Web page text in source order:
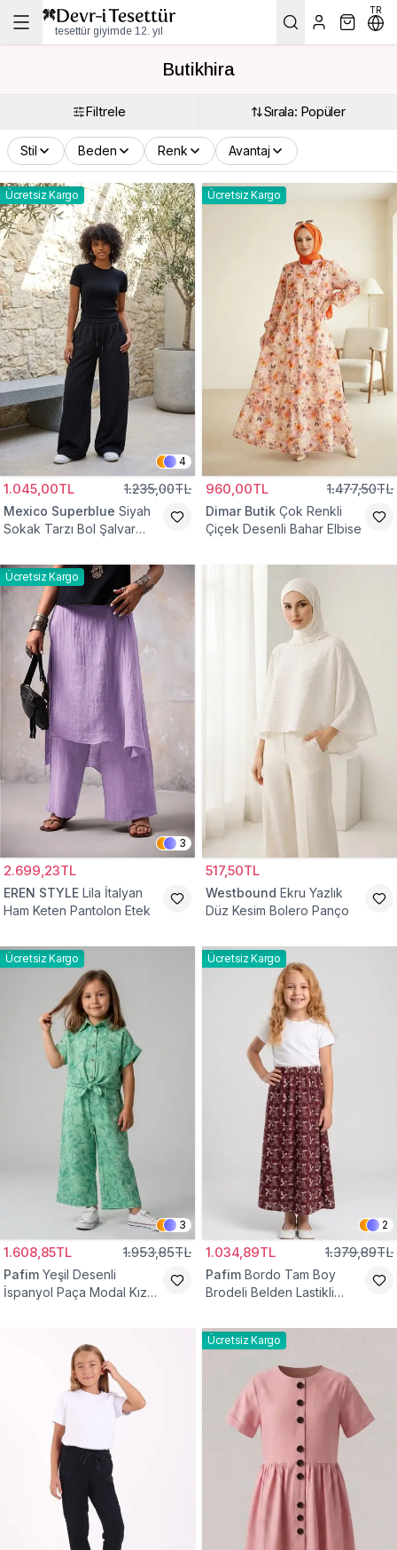
tesettür giyimde 12. yıl
TR
Butikhira
Filtrele Sırala: Popüler
Stil Beden Renk Avantaj
Ücretsiz Kargo
4
1.045,00TL 1.235,00TL
Mexico Superblue Siyah
Sokak Tarzı Bol Şalvar
Ücretsiz Kargo
960,00TL 1.477,50TL
Dimar Butik Çok Renkli
Çiçek Desenli Bahar Elbise
Ücretsiz Kargo
3
2.699,23TL
EREN STYLE Lila İtalyan
Ham Keten Pantolon Etek
517,50TL
Westbound Ekru Yazlık
Düz Kesim Bolero Panço
Ücretsiz Kargo
3
1.608,85TL 1.953,85TL
Pafim Yeşil Desenli
İspanyol Paça Modal Kız
Ücretsiz Kargo
2
1.034,89TL 1.379,89TL
Pafim Bordo Tam Boy
Brodeli Belden Lastikli
Ücretsiz Kargo